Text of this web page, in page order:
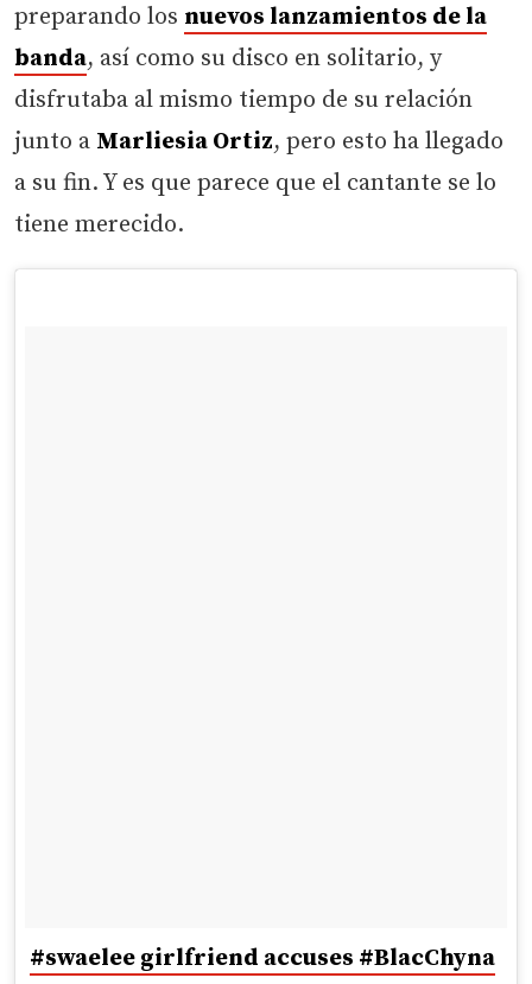
preparando los nuevos lanzamientos de la
banda, así como su disco en solitario, y
disfrutaba al mismo tiempo de su relación
junto a Marliesia Ortiz, pero esto ha llegado
a su fin. Y es que parece que el cantante se lo
tiene merecido.
#swaelee girlfriend accuses #BlacChyna